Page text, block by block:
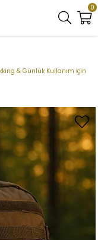
0
& Günlük Kullanım İçin